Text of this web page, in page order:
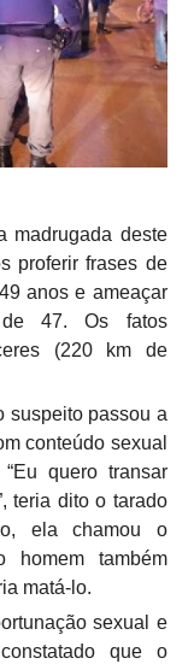
madrugada deste
proferir frases de
anos e ameaçar
47. Os fatos
(220 km de
suspeito passou a
conteúdo sexual
quero transar
teria dito o tarado
ela chamou o
homem também
matá-lo.
sexual e
que o